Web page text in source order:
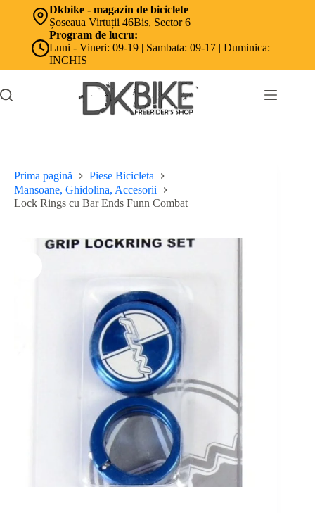
Dkbike - magazin de biciclete
Șoseaua Virtuții 46Bis, Sector 6
Program de lucru:
Luni - Vineri: 09-19 | Sambata: 09-17 | Duminica:
INCHIS
Prima pagină
Piese Bicicleta
Mansoane, Ghidolina, Accesorii
Lock Rings cu Bar Ends Funn Combat